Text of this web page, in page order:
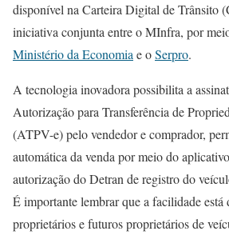
disponível na Carteira Digital de Trânsito
iniciativa conjunta entre o MInfra, por
Ministério da Economia e oSerpro.
A tecnologia inovadora possibilita a
Autorização para Transferência de
(ATPV-e) pelo vendedor e comprador,
automática da venda por meio do
autorização do Detran de registro do
É importante lembrar que a facilidade está
proprietários e futuros proprietários de